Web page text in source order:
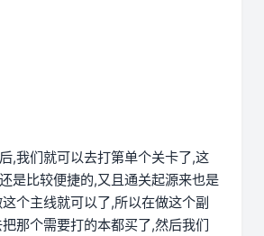
,我们就可以去打第单个关卡了,这
是比较便捷的,又且通关起源来也是
个主线就可以了,所以在做这个副
那个需要打的本都买了,然后我们